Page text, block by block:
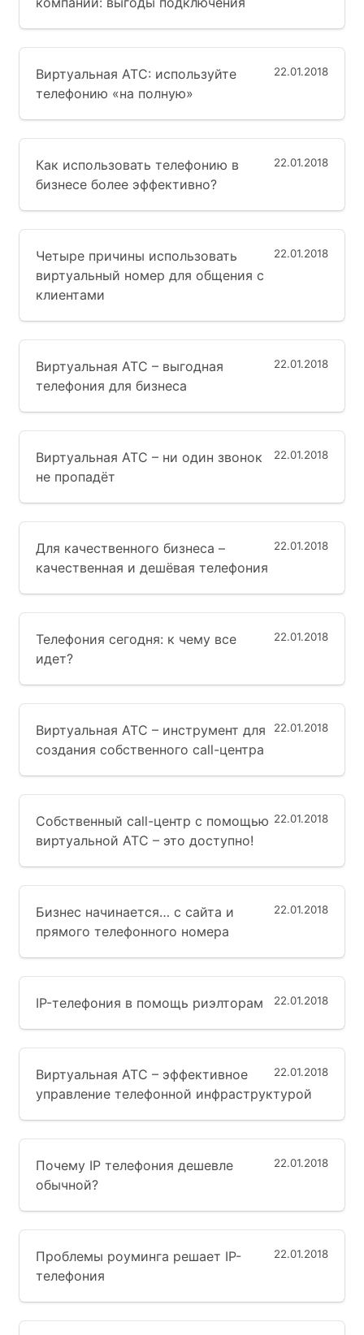
22.01.2018
Виртуальная АТС: используйте
телефонию «на полную»
22.01.2018
Как использовать телефонию в
бизнесе более эффективно?
22.01.2018
Четыре причины использовать
виртуальный номер для общения с
клиентами
22.01.2018
Виртуальная АТС – выгодная
телефония для бизнеса
22.01.2018
Виртуальная АТС – ни один звонок
не пропадёт
22.01.2018
Для качественного бизнеса –
качественная и дешёвая телефония
22.01.2018
Телефония сегодня: к чему все
идет?
22.01.2018
Виртуальная АТС – инструмент для
создания собственного call-центра
22.01.2018
Собственный call-центр с помощью
виртуальной АТС – это доступно!
22.01.2018
Бизнес начинается… с сайта и
прямого телефонного номера
22.01.2018
IP-телефония в помощь риэлторам
22.01.2018
Виртуальная АТС – эффективное
управление телефонной инфраструктурой
22.01.2018
Почему IP телефония дешевле
обычной?
22.01.2018
Проблемы роуминга решает IP-
телефония